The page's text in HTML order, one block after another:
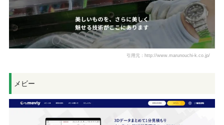
引用元：http://www.marunouchi-k.co.jp/
メビー